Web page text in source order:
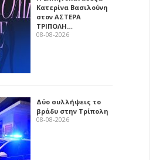
Κατερίνα Βασιλούνη
στον ΑΣΤΕΡΑ
ΤΡΙΠΟΛΗ…
08-08-2026
Δύο συλλήψεις το
βράδυ στην Τρίπολη
08-08-2026